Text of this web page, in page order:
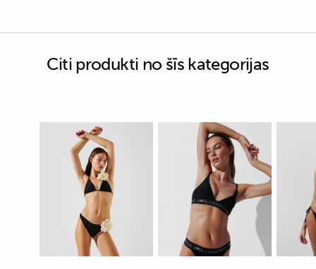
Citi produkti no šīs kategorijas